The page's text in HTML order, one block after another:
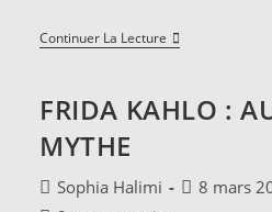
Continuer La LectureFIAC
Ou
?
FRIDA KAHLO :
MYTHE
Auteur/autrice
de
Sophia Halimi
Publication
8 mars